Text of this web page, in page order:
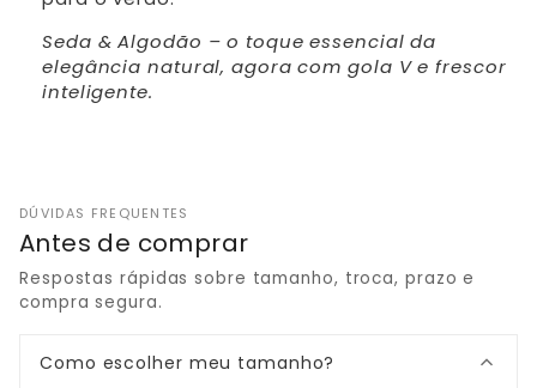
Seda & Algodão – o toque essencial da
elegância natural, agora com gola V e frescor
inteligente.
DÚVIDAS FREQUENTES
Antes de comprar
Respostas rápidas sobre tamanho, troca, prazo e
compra segura.
Como escolher meu tamanho?